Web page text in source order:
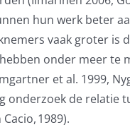
hun werk beter
vaak groter is
onder meer te
et al. 1999,
onderzoek de relatie
1989).